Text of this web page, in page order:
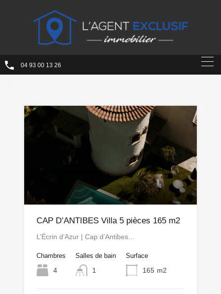
04 93 00 13 26
CAP D’ANTIBES Villa 5 pièces 165 m2
L’Écrin d’Azur | Cap d’Antibes…
Chambres
4
Salles de bain
1
Surface
165 m2